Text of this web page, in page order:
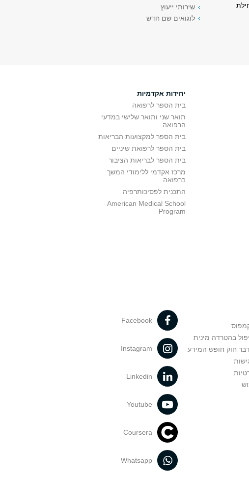
שירותי ייעוץ
לוגואים שם חדש
יחידות אקדמיות
בית הספר לרפואה
תואר שני ותואר שלישי במדעי
הרפואה
בית הספר למקצועות הבריאות
בית הספר לרפואת שיניים
בית הספר לבריאות הציבור
מרכז אקדמי ללימודי המשך
ברפואה
התכנית לפסיכותרפיה
American Medical School
Program
בהטרדה מינית
חוק חופש המידע
Facebook
Instagram
Linkedin
Youtube
Coursera
Whatsapp